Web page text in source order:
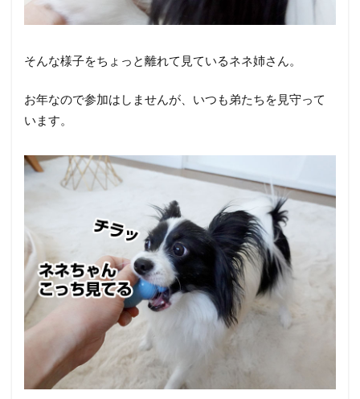
そんな様子をちょっと離れて見ているネネ姉さん。
お年なので参加はしませんが、いつも弟たちを見守って
います。